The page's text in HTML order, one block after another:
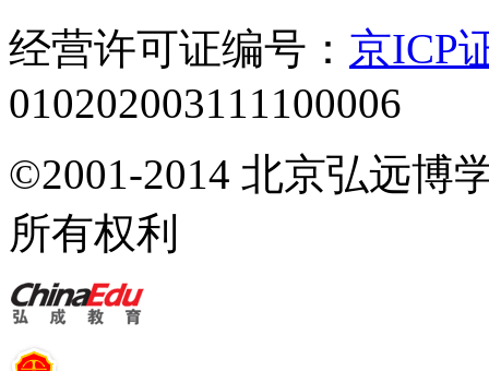
经营许可证编号： 京ICP
010202003111100006
©2001-2014 北京弘远博
所有权利